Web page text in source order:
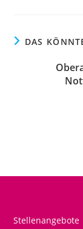
DAS
Stellenangebote